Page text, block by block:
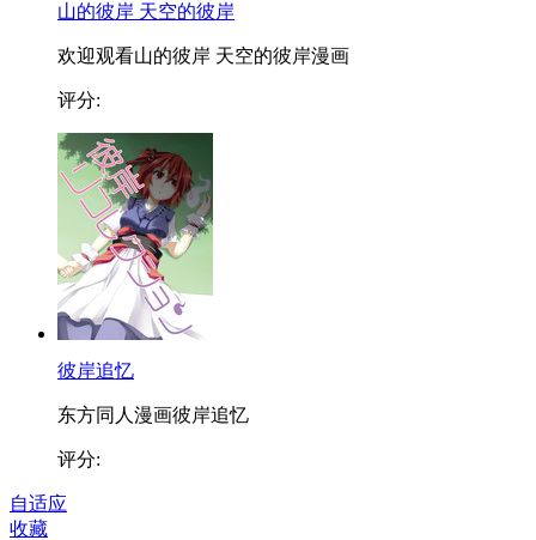
山的彼岸 天空的彼岸
欢迎观看山的彼岸 天空的彼岸漫画
评分:
彼岸追忆
东方同人漫画彼岸追忆
评分:
自适应
收藏